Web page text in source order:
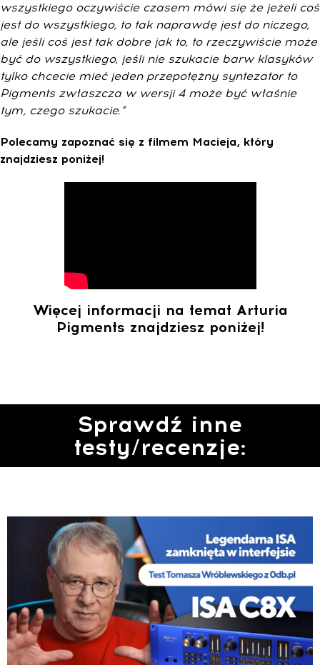
wszystkiego oczywiście czasem mówi się że jeżeli coś
jest do wszystkiego, to tak naprawdę jest do niczego,
ale jeśli coś jest tak dobre jak to, to rzeczywiście może
być do wszystkiego, jeśli nie szukacie barw klasyków
tylko chcecie mieć jeden przepotężny syntezator to
Pigments zwłaszcza w wersji 4 może być właśnie
tym, czego szukacie.”
Polecamy zapoznać się z filmem Macieja, który
znajdziesz poniżej!
Więcej informacji na temat Arturia
Pigments znajdziesz poniżej!
Sprawdź inne
testy/recenzje: